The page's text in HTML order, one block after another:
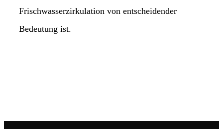
Frischwasserzirkulation von entscheidender
Bedeutung ist.